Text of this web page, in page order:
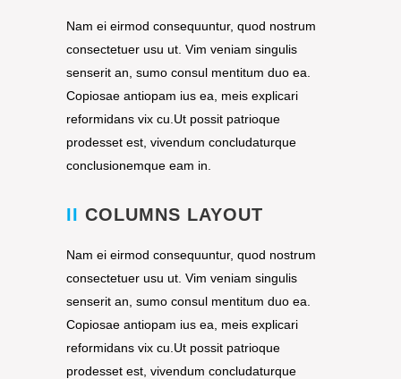
Nam ei eirmod consequuntur, quod nostrum
consectetuer usu ut. Vim veniam singulis
senserit an, sumo consul mentitum duo ea.
Copiosae antiopam ius ea, meis explicari
reformidans vix cu.Ut possit patrioque
prodesset est, vivendum concludaturque
conclusionemque eam in.
II COLUMNS LAYOUT
Nam ei eirmod consequuntur, quod nostrum
consectetuer usu ut. Vim veniam singulis
senserit an, sumo consul mentitum duo ea.
Copiosae antiopam ius ea, meis explicari
reformidans vix cu.Ut possit patrioque
prodesset est, vivendum concludaturque